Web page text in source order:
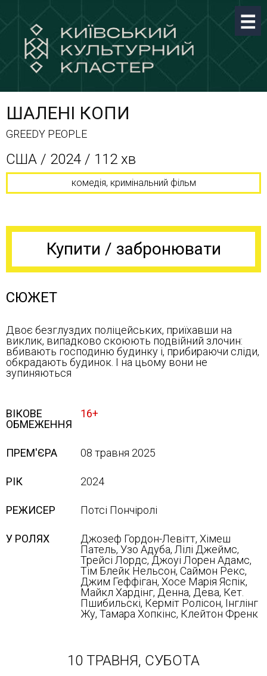
ШАЛЕНІ КОПИ
GREEDY PEOPLE
США / 2024 / 112 хв
комедія, кримінальний фільм
Купити / забронювати
СЮЖЕТ
Двоє безглуздих поліцейських, приїхавши на
виклик, випадково скоюють подвійний злочин:
вбивають господиню будинку і, прибираючи сліди,
обкрадають будинок. І на цьому вони не
зупиняються
ВІКОВЕ
ОБМЕЖЕННЯ
16+
ПРЕМ'ЄРА 08 травня 2025
РІК 2024
РЕЖИСЕР Потсі Пончіролі
У РОЛЯХ
Джозеф Гордон-Левітт, Хімеш
Патель, Узо Адуба, Лілі Джеймс,
Трейсі Лордс, Джоуі Лорен Адамс,
Тім Блейк Нельсон, Саймон Рекс,
Джим Геффіган, Хосе Марія Яспік,
Майкл Хардінг, Денна, Дева, Кет.
Пшибильскі, Керміт Ролісон, Інглінг
Жу, Тамара Хопкінс, Клейтон Френк
10 ТРАВНЯ, СУБОТА